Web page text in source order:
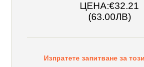
ЦЕНА:€32.21
(63.00ЛВ)
Изпратете запитване за